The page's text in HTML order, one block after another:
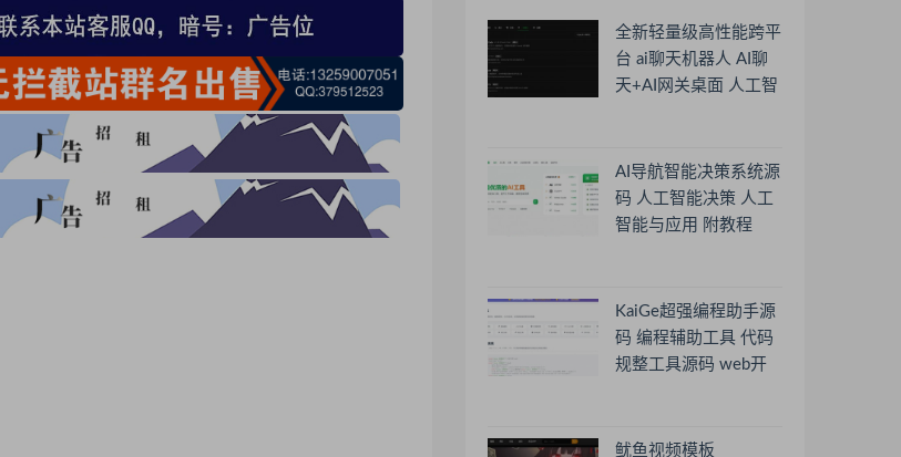
全新轻量级高性能跨平
台 ai聊天机器人 AI聊
天+AI网关桌面 人工智
AI导航智能决策系统源
码 人工智能决策 人工
智能与应用 附教程
KaiGe超强编程助手源
码 编程辅助工具 代码
规整工具源码 web开
鱿鱼视频模板